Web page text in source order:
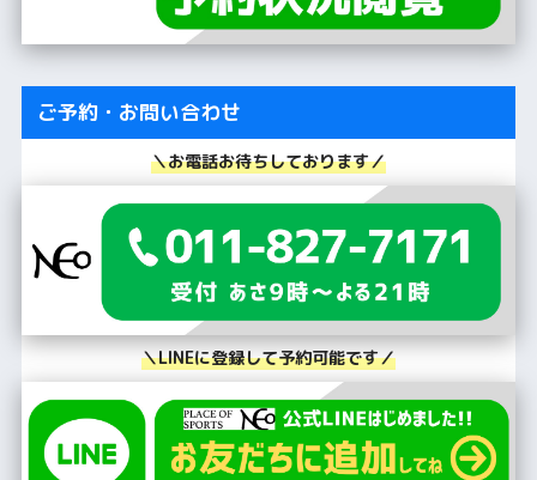
ご予約・お問い合わせ
＼お電話お待ちしております／
＼LINEに登録して予約可能です／